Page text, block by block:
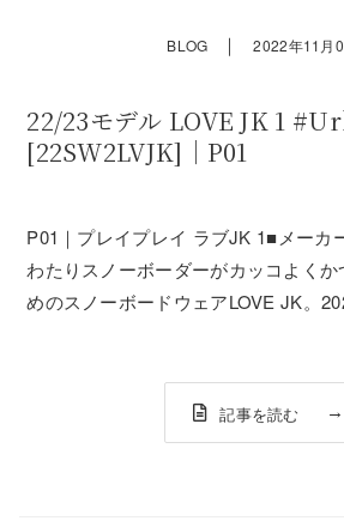
BLOG ｜ 2022年11月
22/23モデル LOVE JK 1
[22SW2LVJK]｜P01
P01｜プレイプレイ ラブJK 1■メーカ
わたりスノーボーダーがカッコよく
めのスノーボードウェアLOVE JK。
経て、機能面、デザ...
記事を読む